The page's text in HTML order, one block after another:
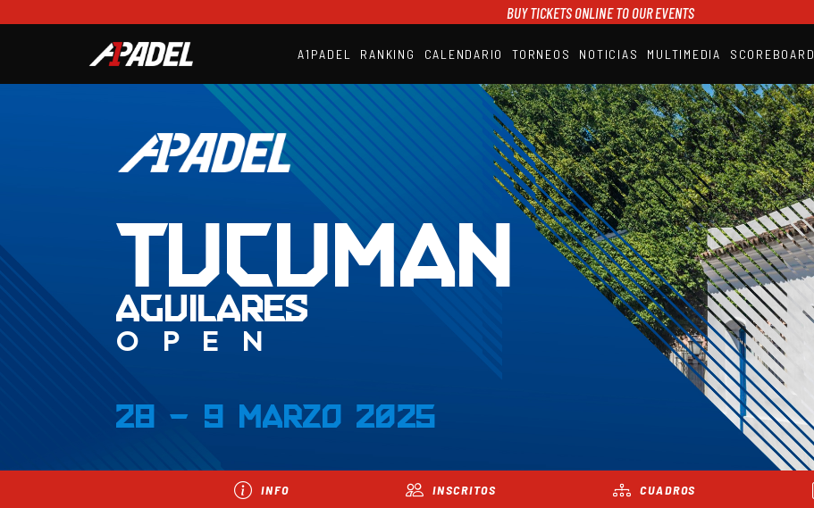
BUY TICKETS ONLINE TO OUR EVENTS
A1PADEL RANKING CALENDARIO TORNEOS NOTICIAS MULTIMEDIA SCOREBOARD
A1PADEL
RANKING
CALENDARIO
TORNEOS
NOTICIAS
MULTIMEDIA
SCOREBOARD
STREAMING
TUCUMAN
AGUILARES
OPEN
28 - 9 Marzo 2025
INFO INSCRITOS CUADROS